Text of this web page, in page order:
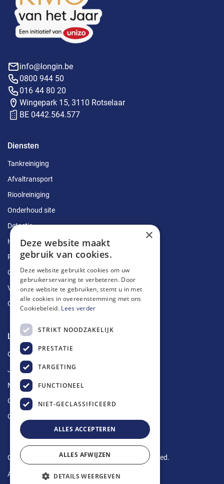
info@longin.be
0800 944 50
016 44 80 20
Wingepark 15, 3110 Rotselaar
BE 0442.564.577
Diensten
Tankreiniging
Afvaltransport
Rioolreiniging
Onderhoud site
Detectie
Herstellingen
Ruimingen
Ontstoppingen
Vetputten
Ontkalking
Longin Service
Over ons
Jobs
Nieuws
Contact
Offerte aanvragen
Copyright © 2024 Longin Service. All rights reserved.
Algemene voorwaarden -Privacy Policy
×
Deze website maakt
gebruik van cookies.
Deze website gebruikt cookies om uw
gebruikerservaring te verbeteren. Door
onze website te gebruiken, stemt u in met
alle cookies in overeenstemming met ons
Cookiebeleid. Lees verder
STRIKT NOODZAKELIJK
PRESTATIE
TARGETING
FUNCTIONEEL
NIET-GECLASSIFICEERD
ALLES ACCEPTEREN
ALLES AFWIJZEN
DETAILS WEERGEVEN